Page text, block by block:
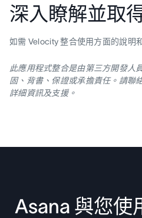
深入瞭解並取
如需 Velocity 整合使用方面的說明
此應用程式整合是由第三方開發人
固、背書、保證或承擔責任。請聯
詳細資訊及支援。
Asana 與您使